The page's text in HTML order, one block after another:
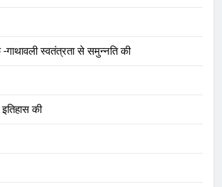
गाथावली स्वतंत्रता से समुन्नति की
इतिहास की